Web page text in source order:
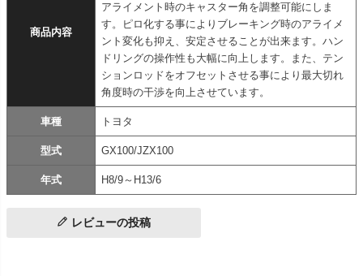
商品内容
アライメント時のキャスター角を調整可能にしま
す。ピロ化する事によりブレーキング時のアライメ
ント変化も抑え、安定させることが出来ます。ハン
ドリングの操作性も大幅に向上します。また、テン
ションロッドをオフセットさせる事により最大切れ
角度時の干渉を向上させています。
車種 トヨタ
型式 GX100/JZX100
年式 H8/9～H13/6
レビューの投稿